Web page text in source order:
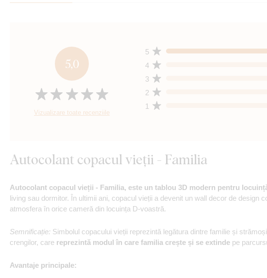
5,0
Vizualizare toate recenziile
1
2
3
4
5
Autocolant copacul vieții - Familia
Autocolant copacul vieții - Familia, este un tablou 3D modern pentru
living sau dormitor. În ultimii ani, copacul vieții a devenit un wall decor de design
atmosfera în orice cameră din locuința D-voastră.
Semnificație: Simbolul copacului vieții reprezintă legătura dintre familie și
crengilor, care reprezintă modul în care familia crește și se extinde pe
Avantaje principale: